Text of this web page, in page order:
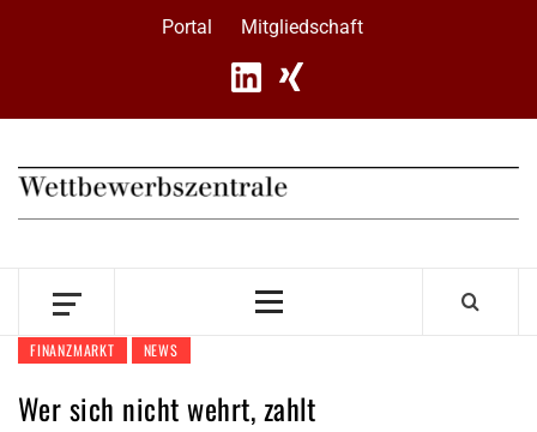
Portal Mitgliedschaft
Primary
FINANZMARKT NEWS
Wer sich nicht wehrt, zahlt